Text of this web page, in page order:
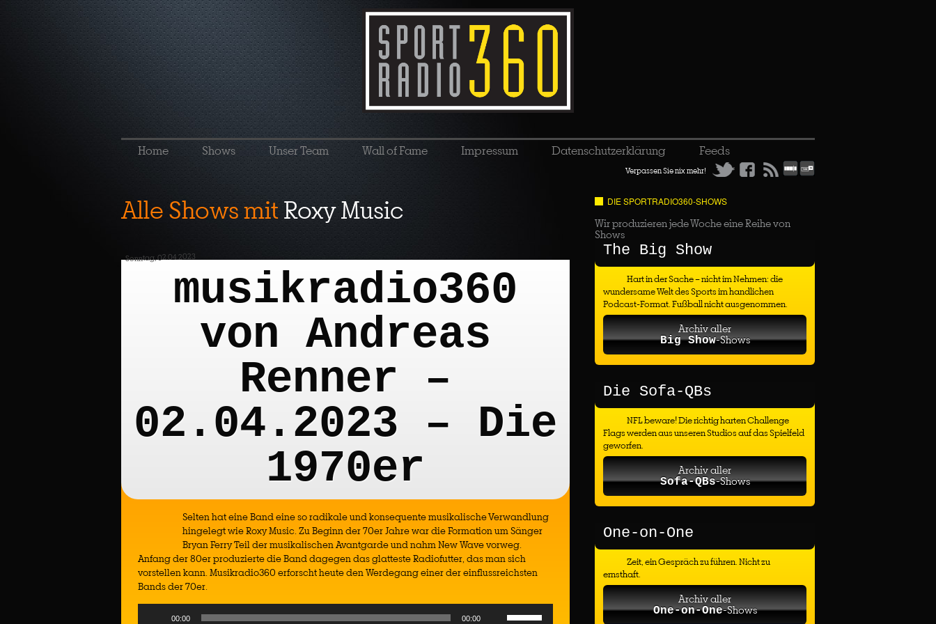
Home Shows Unser Team Wall of Fame Impressum Datenschutzerklärung Feeds
Verpassen Sie nix mehr!
Alle Shows mitRoxy Music
Sonntag, 02.04.2023
musikradio360
von Andreas
Renner –
02.04.2023 – Die
1970er
Selten hat eine Band eine so radikale und konsequente musikalische Verwandlung
hingelegt wie Roxy Music. Zu Beginn der 70er Jahre war die Formation um Sänger
Bryan Ferry Teil der musikalischen Avantgarde und nahm New Wave vorweg.
Anfang der 80er produzierte die Band dagegen das glatteste Radiofutter, das man sich
vorstellen kann. Musikradio360 erforscht heute den Werdegang einer der einflussreichsten
Bands der 70er.
00:00 00:00
DIE SPORTRADIO360-SHOWS
Wir produzieren jede Woche eine Reihe von
Shows
The Big Show
Hart in der Sache – nicht im Nehmen: die
wundersame Welt des Sports im handlichen
Podcast-Format. Fußball nicht ausgenommen.
Archiv aller
Big Show-Shows
Die Sofa-QBs
NFL beware! Die richtig harten Challenge
Flags werden aus unseren Studios auf das Spielfeld
geworfen.
Archiv aller
Sofa-QBs-Shows
One-on-One
Zeit, ein Gespräch zu führen. Nicht zu
ernsthaft.
Archiv aller
One-on-One-Shows